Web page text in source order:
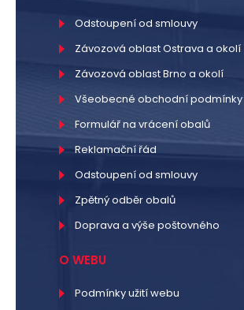
Odstoupení od smlouvy
Závozová oblast Ostrava a okolí
Závozová oblast Brno a okolí
Všeobecné obchodní podmínky
Formulář na vrácení obalů
Reklamační řád
Odstoupení od smlouvy
Zpětný odběr obalů
Doprava a výše poštovného
O WEBU
Podmínky užití webu